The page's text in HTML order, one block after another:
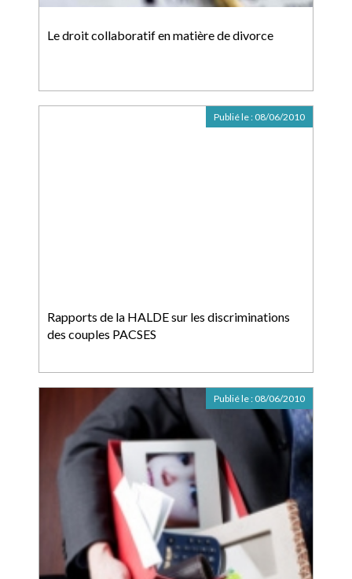
Le droit collaboratif en matière de divorce
Rapports de la HALDE sur les discriminations
des couples PACSES
Publié le : 08/06/2010
Publié le : 08/06/2010